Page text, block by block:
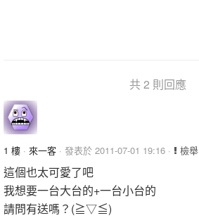
共 2 則回應
1 樓 · 來一客 · 發表於 2011-07-01 19:16 · 檢舉
這個也太可愛了吧
我想要一台大台的+一台小台的
請問有送嗎？(≧▽≦)